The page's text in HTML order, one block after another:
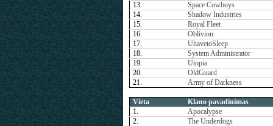
13.
Space Cowboys
14.
Shadow Industries
15.
Royal Fleet
16.
Oblivion
17.
UhavetoSleep
18.
System Administrator
19.
Utopia
20.
OldGuard
21.
Army of Darkness
Vieta
Klano pavadinimas
1.
Apocalypse
2.
The Underdogs